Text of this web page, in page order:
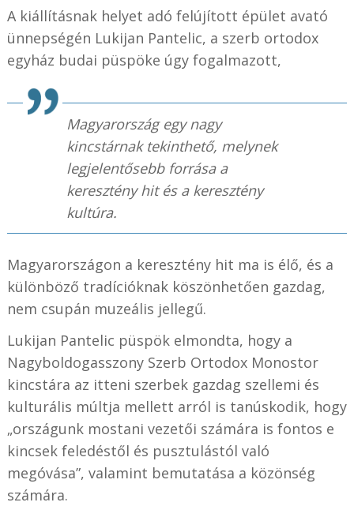
A kiállításnak helyet adó felújított épület avató
ünnepségén Lukijan Pantelic, a szerb ortodox
egyház budai püspöke úgy fogalmazott,
Magyarország egy nagy
kincstárnak tekinthető, melynek
legjelentősebb forrása a
keresztény hit és a keresztény
kultúra.
Magyarországon a keresztény hit ma is élő, és a
különböző tradícióknak köszönhetően gazdag,
nem csupán muzeális jellegű.
Lukijan Pantelic püspök elmondta, hogy a
Nagyboldogasszony Szerb Ortodox Monostor
kincstára az itteni szerbek gazdag szellemi és
kulturális múltja mellett arról is tanúskodik, hogy
„országunk mostani vezetői számára is fontos e
kincsek feledéstől és pusztulástól való
megóvása”, valamint bemutatása a közönség
számára.